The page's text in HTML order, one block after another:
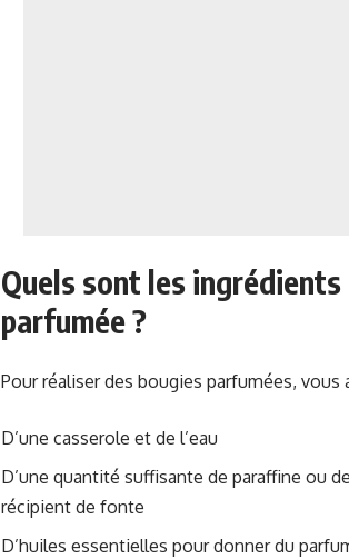
Quels sont les
parfumée ?
Pour réaliser des bougies parfumées, vous
D’une casserole et de l’eau
D’une quantité suffisante de paraffine ou
récipient de fonte
D’huiles essentielles pour donner du